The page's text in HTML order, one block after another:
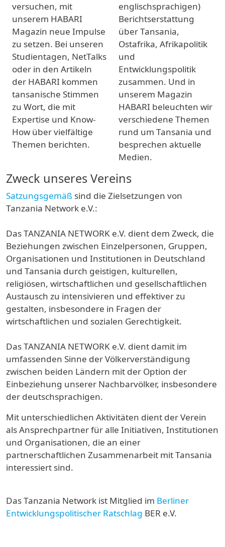
versuchen, mit
unserem HABARI
Magazin neue Impulse
zu setzen. Bei unseren
Studientagen, NetTalks
oder in den Artikeln
der HABARI kommen
tansanische Stimmen
zu Wort, die mit
Expertise und Know-
How über vielfältige
Themen berichten.
englischsprachigen)
Berichtserstattung
über Tansania,
Ostafrika, Afrikapolitik
und
Entwicklungspolitik
zusammen. Und in
unserem Magazin
HABARI beleuchten wir
verschiedene Themen
rund um Tansania und
besprechen aktuelle
Medien.
Zweck unseres Vereins
Satzungsgemäß sind die Zielsetzungen von
Tanzania Network e.V.:
Das TANZANIA NETWORK e.V. dient dem Zweck, die
Beziehungen zwischen Einzelpersonen, Gruppen,
Organisationen und Institutionen in Deutschland
und Tansania durch geistigen, kulturellen,
religiösen, wirtschaftlichen und gesellschaftlichen
Austausch zu intensivieren und effektiver zu
gestalten, insbesondere in Fragen der
wirtschaftlichen und sozialen Gerechtigkeit.
Das TANZANIA NETWORK e.V. dient damit im
umfassenden Sinne der Völkerverständigung
zwischen beiden Ländern mit der Option der
Einbeziehung unserer Nachbarvölker, insbesondere
der deutschsprachigen.
Mit unterschiedlichen Aktivitäten dient der Verein
als Ansprechpartner für alle Initiativen, Institutionen
und Organisationen, die an einer
partnerschaftlichen Zusammenarbeit mit Tansania
interessiert sind.
Das Tanzania Network ist Mitglied im Berliner
Entwicklungspolitischer Ratschlag BER e.V.